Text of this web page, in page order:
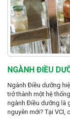
NGÀNH ĐIỀU
Ngành Điều dưỡng
trở thành một hệ
ngành Điều dưỡng là
nguyên mới? Tại VCI,